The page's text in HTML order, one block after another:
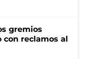
gremios
con reclamos al